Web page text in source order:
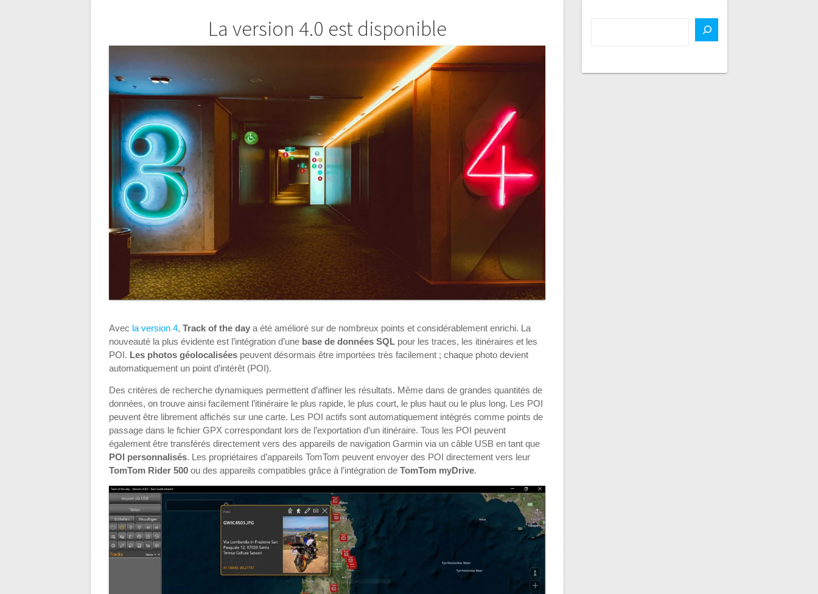
La version 4.0 est disponible
Avec la version 4,Track of the day a été amélioré sur de nombreux points et considérablement enrichi. La
nouveauté la plus évidente est l’intégration d’une base de données SQL pour les traces, les itinéraires et les
POI. Les photos géolocalisées peuvent désormais être importées très facilement ; chaque photo devient
automatiquement un point d’intérêt (POI).
Des critères de recherche dynamiques permettent d’affiner les résultats. Même dans de grandes quantités de
données, on trouve ainsi facilement l’itinéraire le plus rapide, le plus court, le plus haut ou le plus long. Les POI
peuvent être librement affichés sur une carte. Les POI actifs sont automatiquement intégrés comme points de
passage dans le fichier GPX correspondant lors de l’exportation d’un itinéraire. Tous les POI peuvent
également être transférés directement vers des appareils de navigation Garmin via un câble USB en tant que
POI personnalisés. Les propriétaires d’appareils TomTom peuvent envoyer des POI directement vers leur
TomTom Rider 500 ou des appareils compatibles grâce à l’intégration deTomTom myDrive.
de
l’article